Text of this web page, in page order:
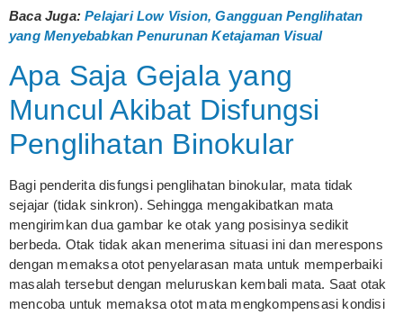
Baca Juga:Pelajari Low Vision, Gangguan Penglihatan
yang Menyebabkan Penurunan Ketajaman Visual
Apa Saja Gejala yang
Muncul Akibat Disfungsi
Penglihatan Binokular
Bagi penderita disfungsi penglihatan binokular, mata tidak
sejajar (tidak sinkron). Sehingga mengakibatkan mata
mengirimkan dua gambar ke otak yang posisinya sedikit
berbeda. Otak tidak akan menerima situasi ini dan merespons
dengan memaksa otot penyelarasan mata untuk memperbaiki
masalah tersebut dengan meluruskan kembali mata. Saat otak
mencoba untuk memaksa otot mata mengkompensasi kondisi